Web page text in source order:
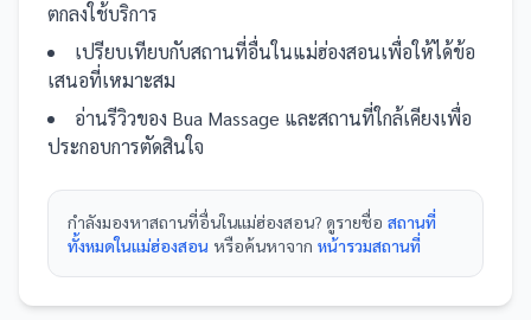
ตกลงใช้บริการ
เปรียบเทียบกับสถานที่อื่นในแม่ฮ่องสอนเพื่อให้ได้ข้อ
เสนอที่เหมาะสม
อ่านรีวิวของ Bua Massage และสถานที่ใกล้เคียงเพื่อ
ประกอบการตัดสินใจ
กำลังมองหาสถานที่อื่นในแม่ฮ่องสอน? ดูรายชื่อ สถานที่
ทั้งหมดในแม่ฮ่องสอน หรือค้นหาจาก หน้ารวมสถานที่